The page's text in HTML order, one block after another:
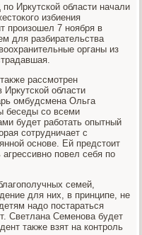
Иркутской области начали
избиения
произошел 7 ноября в
для разбирательства
органы из
рассмотрен
области
омбудсмена Ольга
беседы со всеми
будет работать опытный
сотрудничает с
основе. Ей предстоит
повел себя по
семей,
для них, в принципе, не
надо постараться
Светлана Семенова будет
также взят на контроль